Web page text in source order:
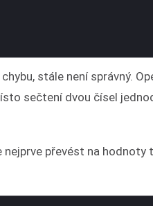
stále není správný.
sečtení dvou čísel
převést na hodnoty